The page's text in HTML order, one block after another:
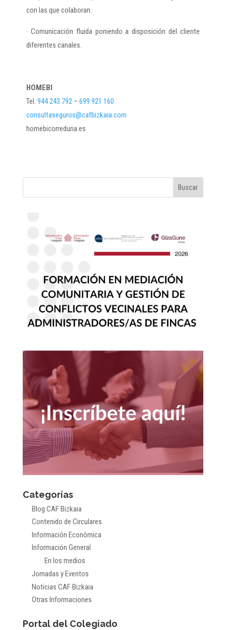
con las que colaboran.
· Comunicación fluida poniendo a disposición del cliente
diferentes canales.
HOMEBI
Tel. 944 243 792– 699 921 160
consultaseguros@cafbizkaia.com
homebicorreduria.es
Categorías
Blog CAF Bizkaia
Contenido de Circulares
Información Económica
Información General
En los medios
Jornadas y Eventos
Noticias CAF Bizkaia
Otras Informaciones
Portal del Colegiado